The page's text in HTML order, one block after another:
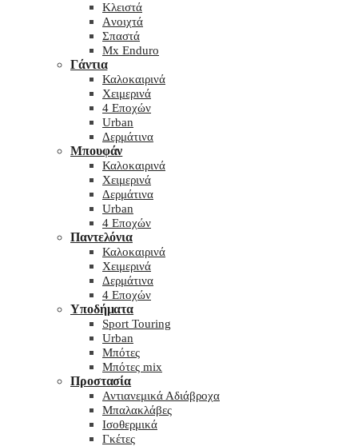
Kλειστά
Aνοιχτά
Σπαστά
Mx Enduro
Γάντια
Καλοκαιρινά
Χειμερινά
4 Εποχών
Urban
Δερμάτινα
Μπουφάν
Καλοκαιρινά
Χειμερινά
Δερμάτινα
Urban
4 Εποχών
Παντελόνια
Καλοκαιρινά
Χειμερινά
Δερμάτινα
4 Εποχών
Υποδήματα
Sport Touring
Urban
Μπότες
Μπότες mix
Προστασία
Αντιανεμικά Αδιάβροχα
Μπαλακλάβες
Ισοθερμικά
Γκέτες